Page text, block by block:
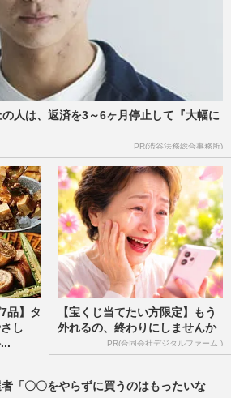
性2020年6月23日号
人は、返済を3～6ヶ月停止して『大幅に
PR(渋谷法務総合事務所)
品】タ
し
【宝くじ当てたい方限定】もう
外れるの、終わりにしませんか
PR(合同会社デジタルファーム )
「〇〇をやらずに買うのはもったいな